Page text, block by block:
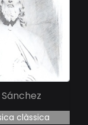
clàssica